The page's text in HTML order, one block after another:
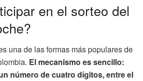
en el sorteo del
una de las formas más populares de
El mecanismo es sencillo:
número de cuatro dígitos, entre el